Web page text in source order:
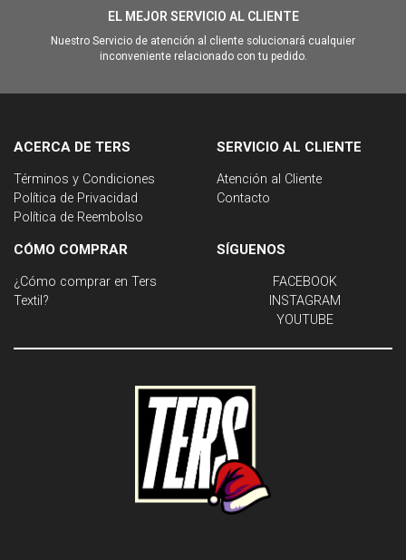
EL MEJOR SERVICIO AL CLIENTE
Nuestro Servicio de atención al cliente solucionará cualquier
inconveniente relacionado con tu pedido.
ACERCA DE TERS
Términos y Condiciones
Política de Privacidad
Política de Reembolso
SERVICIO AL CLIENTE
Atención al Cliente
Contacto
CÓMO COMPRAR
¿Cómo comprar en Ters
Textil?
SÍGUENOS
FACEBOOK
INSTAGRAM
YOUTUBE